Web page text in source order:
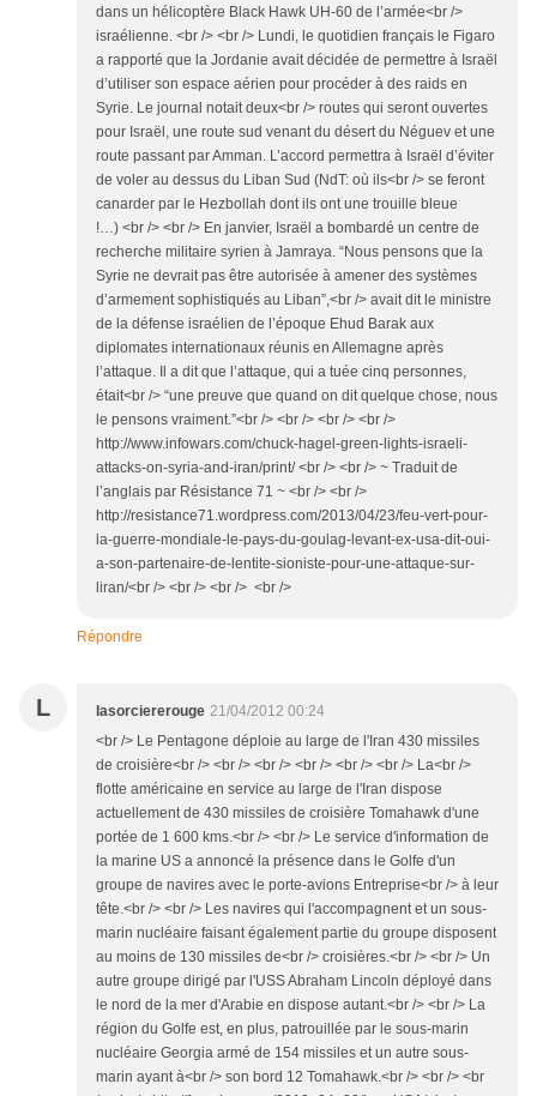
dans un hélicoptère Black Hawk UH-60 de l’armée<br />
israélienne. <br /> <br /> Lundi, le quotidien français le Figaro
a rapporté que la Jordanie avait décidée de permettre à Israël
d’utiliser son espace aérien pour procéder à des raids en
Syrie. Le journal notait deux<br /> routes qui seront ouvertes
pour Israël, une route sud venant du désert du Néguev et une
route passant par Amman. L’accord permettra à Israël d’éviter
de voler au dessus du Liban Sud (NdT: où ils<br /> se feront
canarder par le Hezbollah dont ils ont une trouille bleue
!…) <br /> <br /> En janvier, Israël a bombardé un centre de
recherche militaire syrien à Jamraya. “Nous pensons que la
Syrie ne devrait pas être autorisée à amener des systèmes
d’armement sophistiqués au Liban”,<br /> avait dit le ministre
de la défense israélien de l’époque Ehud Barak aux
diplomates internationaux réunis en Allemagne après
l’attaque. Il a dit que l’attaque, qui a tuée cinq personnes,
était<br /> “une preuve que quand on dit quelque chose, nous
le pensons vraiment.”<br /> <br /> <br /> <br />
http://www.infowars.com/chuck-hagel-green-lights-israeli-
attacks-on-syria-and-iran/print/ <br /> <br /> ~ Traduit de
l’anglais par Résistance 71 ~ <br /> <br />
http://resistance71.wordpress.com/2013/04/23/feu-vert-pour-
la-guerre-mondiale-le-pays-du-goulag-levant-ex-usa-dit-oui-
a-son-partenaire-de-lentite-sioniste-pour-une-attaque-sur-
liran/<br /> <br /> <br /> <br />
Répondre
L lasorciererouge 21/04/2012 00:24
<br /> Le Pentagone déploie au large de l'Iran 430 missiles
de croisière<br /> <br /> <br /> <br /> <br /> <br /> La<br />
flotte américaine en service au large de l'Iran dispose
actuellement de 430 missiles de croisière Tomahawk d'une
portée de 1 600 kms.<br /> <br /> Le service d'information de
la marine US a annoncé la présence dans le Golfe d'un
groupe de navires avec le porte-avions Entreprise<br /> à leur
tête.<br /> <br /> Les navires qui l'accompagnent et un sous-
marin nucléaire faisant également partie du groupe disposent
au moins de 130 missiles de<br /> croisières.<br /> <br /> Un
autre groupe dirigé par l'USS Abraham Lincoln déployé dans
le nord de la mer d'Arabie en dispose autant.<br /> <br /> La
région du Golfe est, en plus, patrouillée par le sous-marin
nucléaire Georgia armé de 154 missiles et un autre sous-
marin ayant à<br /> son bord 12 Tomahawk.<br /> <br /> <br